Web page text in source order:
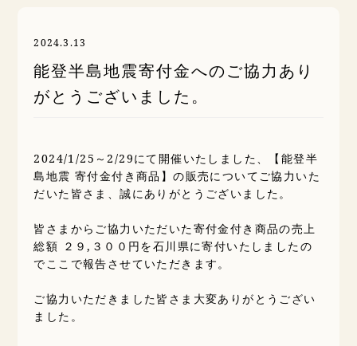
能登半島地震寄付金へのご協力あり
がとうございました。
2024.3.13
2024/1/25～2/29にて開催いたしました、【能登半
島地震 寄付金付き商品】の販売についてご協力いた
だいた皆さま、誠にありがとうございました。
皆さまからご協力いただいた寄付金付き商品の売上
総額 ２９,３００円を石川県に寄付いたしましたの
でここで報告させていただきます。
ご協力いただきました皆さま大変ありがとうござい
ました。